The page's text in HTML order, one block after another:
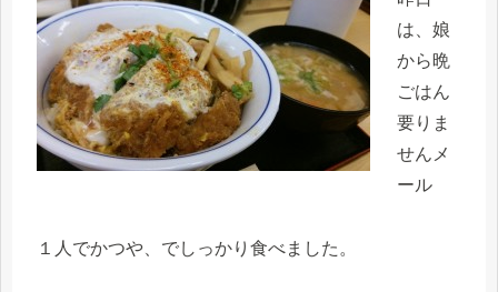
は、娘
から晩
ごはん
要りま
せんメ
ール
１人でかつや、でしっかり食べました。